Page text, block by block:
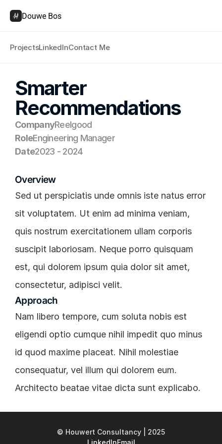
Douwe Bos
ProjectsLinkedInContact Me
Smarter
Recommendations
CompanyReelgood
RoleEngineering Manager
Date2023 - 2024
Overview
Sed ut perspiciatis unde omnis iste natus error
sit voluptatem. Ut enim ad minima veniam,
quis nostrum exercitationem ullam corporis
suscipit laboriosam. Neque porro quisquam
est, qui dolorem ipsum quia dolor sit amet,
consectetur, adipisci velit.
Approach
Nam libero tempore, cum soluta nobis est
eligendi optio cumque nihil impedit quo minus
id quod maxime placeat. Nihil molestiae
consequatur, vel illum qui dolorem eum.
Architecto beatae vitae dicta sunt explicabo.
© Houwert Consultancy | 2025
LinkedInEmail